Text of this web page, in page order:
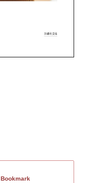
Bookmark